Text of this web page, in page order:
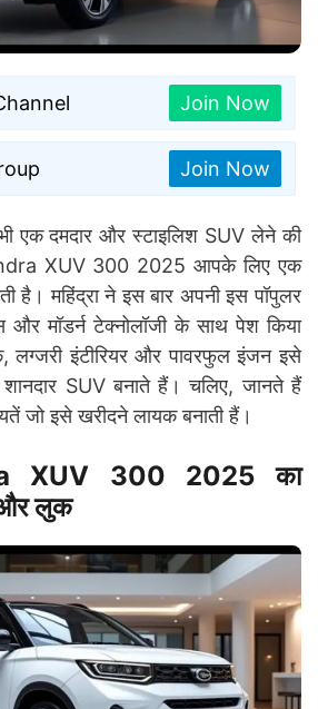
Join Now
Join Now
एक दमदार और स्टाइलिश SUV लेने की
XUV 300 2025 आपके लिए एक
है। महिंद्रा ने इस बार अपनी इस पॉपुलर
और मॉडर्न टेक्नोलॉजी के साथ पेश किया
लग्जरी इंटीरियर और पावरफुल इंजन इसे
SUV बनाते हैं। चलिए, जानते हैं
जो इसे खरीदने लायक बनाती हैं।
XUV 300 2025 का
और लुक